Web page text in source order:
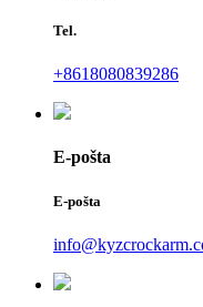
Tel.
+8618080839286
E-pošta
E-pošta